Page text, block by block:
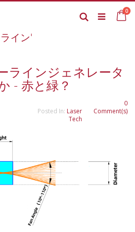
0
Search
イン'
ラインジェネレータ
- 赤と緑？
Posted In: Laser
Tech
0
Comment(s)